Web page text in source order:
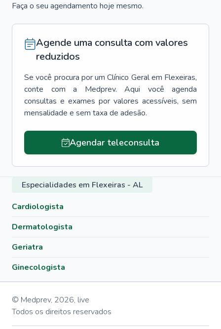
Faça o seu agendamento hoje mesmo.
Agende uma consulta com valores
reduzidos
Se você procura por um Clínico Geral em Flexeiras,
conte com a Medprev. Aqui você agenda
consultas e exames por valores acessíveis, sem
mensalidade e sem taxa de adesão.
Agendar teleconsulta
Especialidades em Flexeiras - AL
Cardiologista
Dermatologista
Geriatra
Ginecologista
© Medprev, 2026, live
Todos os direitos reservados